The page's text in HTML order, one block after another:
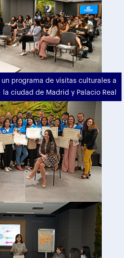
programa de visitas culturales a
la ciudad de Madrid y Palacio Real